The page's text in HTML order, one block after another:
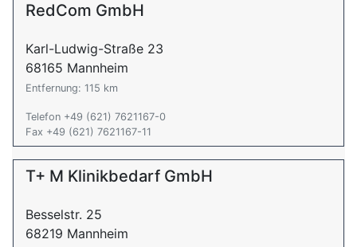
RedCom GmbH
Karl-Ludwig-Straße 23
68165 Mannheim
Entfernung: 115 km
Telefon +49 (621) 7621167-0
Fax +49 (621) 7621167-11
T+ M Klinikbedarf GmbH
Besselstr. 25
68219 Mannheim